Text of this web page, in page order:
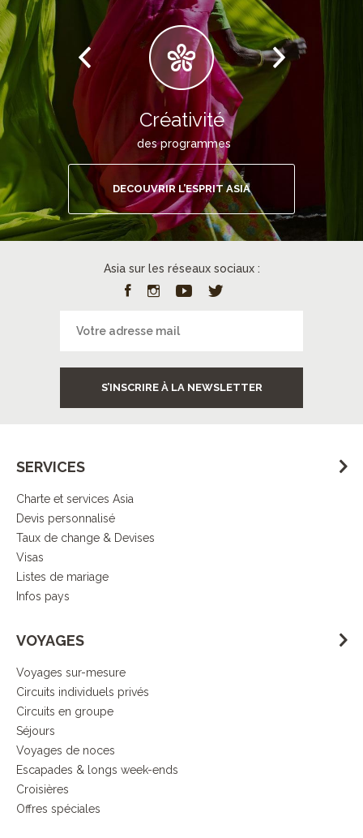
Créativité
des programmes
DECOUVRIR L’ESPRIT ASIA
Asia sur les réseaux sociaux :
S’INSCRIRE À LA NEWSLETTER
SERVICES
Charte et services Asia
Devis personnalisé
Taux de change & Devises
Visas
Listes de mariage
Infos pays
VOYAGES
Voyages sur-mesure
Circuits individuels privés
Circuits en groupe
Séjours
Voyages de noces
Escapades & longs week-ends
Croisières
Offres spéciales